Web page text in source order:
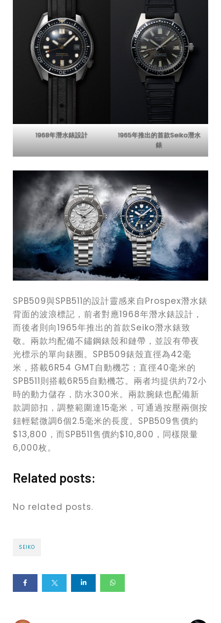
1968年潛水錶設計
1965年推出的首款Seiko潛水
錶
SPB509與SPB511的設計靈感來自Prospex潛水錶
背面的波浪標記，前者對應1968年潛水錶設計，
而後者則向1965年推出的首款Seiko潛水錶致
敬。兩款均配備不鏽鋼錶殼和鏈帶，並設有帶夜
光標示的單向錶圈。SPB509錶殼直徑為42毫
米，搭載6R54 GMT自動機芯；直徑40毫米的
SPB511則搭載6R55自動機芯。兩者均提供約72小
時的動力儲存，防水300米。兩款腕錶也配備新
款調節扣，調整範圍達15毫米，可通過按壓兩側按
鈕輕鬆微調6個2.5毫米的長度。SPB509售價約
$13,800，而SPB511售價約$10,800，同樣限量
6,000枚。
Related posts:
No related posts.
SEIKO